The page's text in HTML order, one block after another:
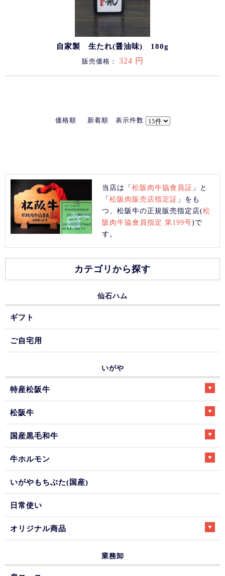
自家製 生たれ(醤油味) 180g
販売価格： 324 円
価格順 新着順 表示件数
当店は「松阪肉牛協會員証 」と
「松阪肉販売店指定証 」をも
つ、松阪牛の正規販売指定店(松
阪肉牛協會員指定 第199号)で
す。
カテゴリから探す
仙石ハム
ギフト
ご自宅用
いがや
特産松阪牛
松阪牛
国産黒毛和牛
牛ホルモン
いがやもちぶた(国産)
日常使い
オリジナル商品
業務卸